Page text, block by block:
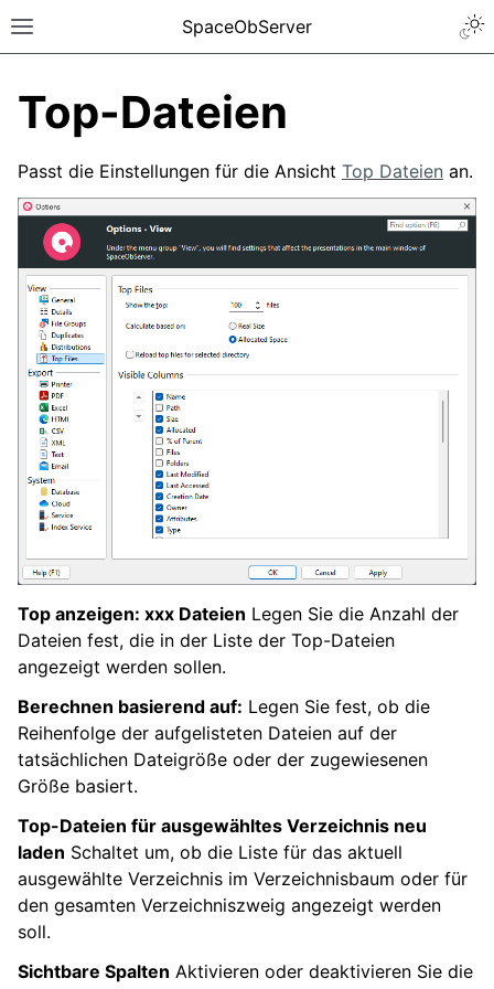
SpaceObServer
Top-Dateien
Passt die Einstellungen für die Ansicht Top Dateien an.
Top anzeigen: xxx Dateien Legen Sie die Anzahl der
Dateien fest, die in der Liste der Top-Dateien
angezeigt werden sollen.
Berechnen basierend auf: Legen Sie fest, ob die
Reihenfolge der aufgelisteten Dateien auf der
tatsächlichen Dateigröße oder der zugewiesenen
Größe basiert.
Top-Dateien für ausgewähltes Verzeichnis neu
laden Schaltet um, ob die Liste für das aktuell
ausgewählte Verzeichnis im Verzeichnisbaum oder für
den gesamten Verzeichniszweig angezeigt werden
soll.
Sichtbare Spalten Aktivieren oder deaktivieren Sie die